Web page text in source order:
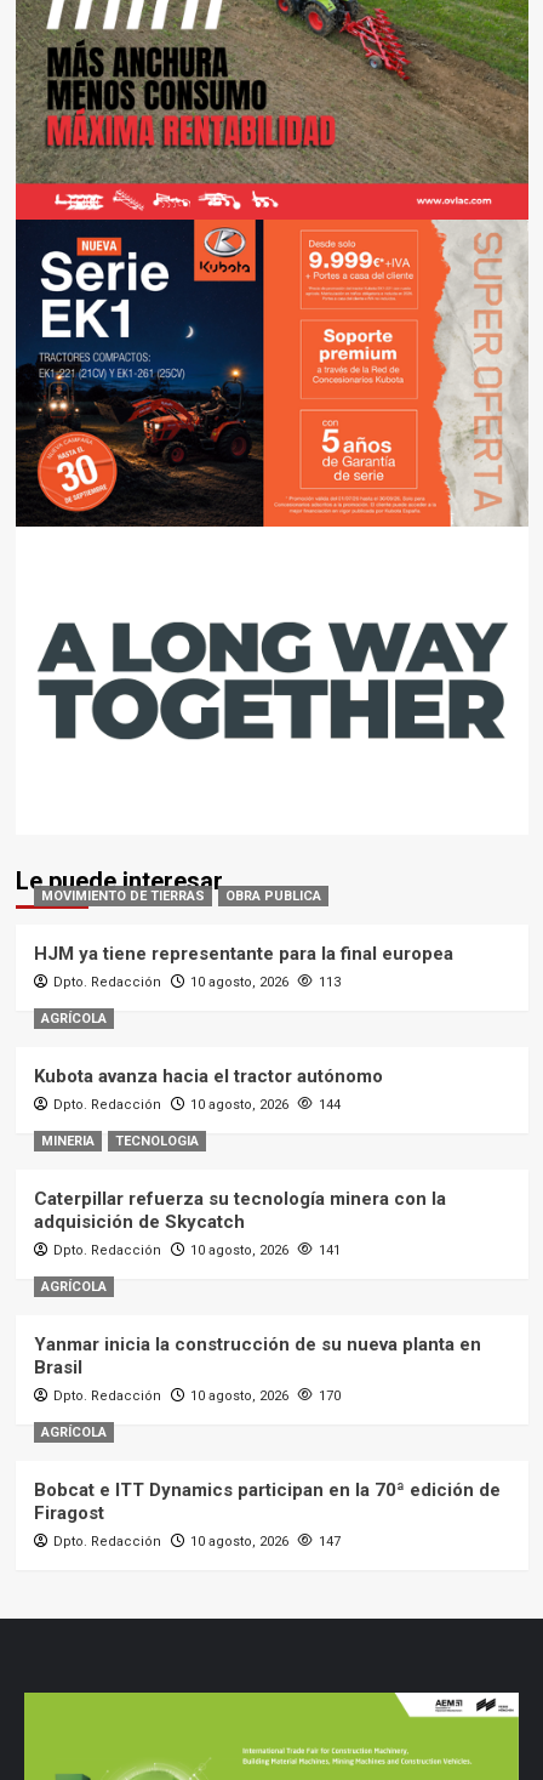
Le puede interesar
MOVIMIENTO DE TIERRAS OBRA PUBLICA
HJM ya tiene representante para la final europea
Dpto. Redacción 10 agosto, 2026 113
AGRÍCOLA
Kubota avanza hacia el tractor autónomo
Dpto. Redacción 10 agosto, 2026 144
MINERIA TECNOLOGIA
Caterpillar refuerza su tecnología minera con la
adquisición de Skycatch
Dpto. Redacción 10 agosto, 2026 141
AGRÍCOLA
Yanmar inicia la construcción de su nueva planta en
Brasil
Dpto. Redacción 10 agosto, 2026 170
AGRÍCOLA
Bobcat e ITT Dynamics participan en la 70ª edición de
Firagost
Dpto. Redacción 10 agosto, 2026 147